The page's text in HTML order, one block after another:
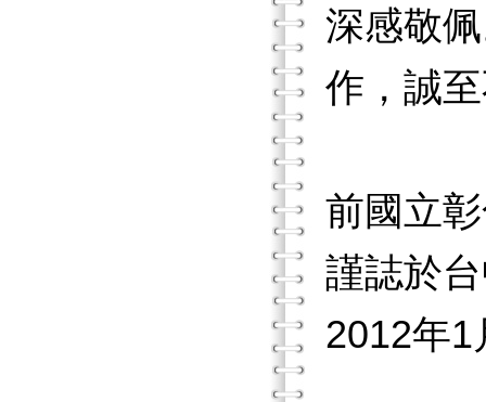
深感敬
作，誠
前國立
謹誌於
2012年1